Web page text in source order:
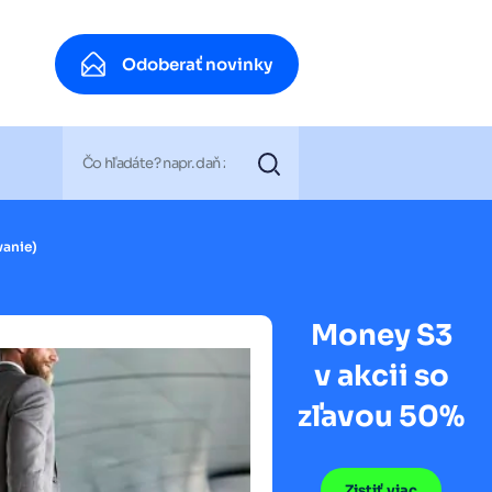
Odoberať novinky
Money S3
v akcii so
zľavou 50%